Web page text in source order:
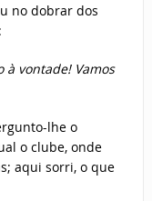
no dobrar dos
vontade! Vamos
lhe o
o clube, onde
aqui sorri, o que